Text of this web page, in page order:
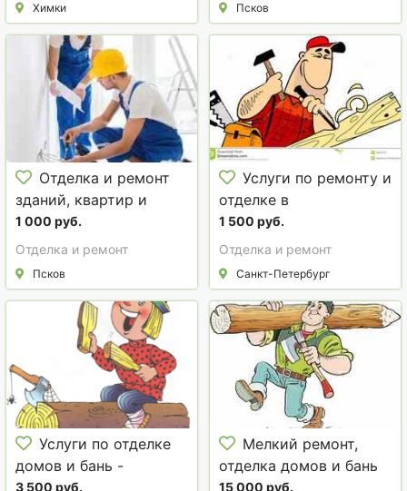
Химки Псков
Отделка и ремонт
зданий, квартир и
помещений всех типов.
1 000 руб.
Отделка и ремонт
Псков
Услуги по ремонту и
отделке в
Красноозерном,
Силино, Коробицыно,
Светлом, Васильево.
1 500 руб.
Отделка и ремонт
Санкт-Петербург
Услуги по отделке
домов и бань -
каркасных, срубов
3 500 руб.
Мелкий ремонт,
отделка домов и бань
деревом в
15 000 руб.